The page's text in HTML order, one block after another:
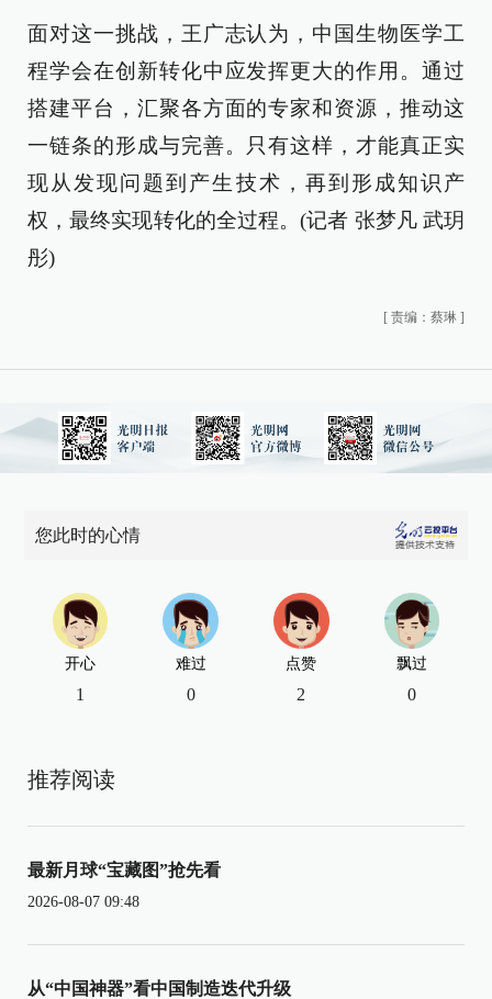
面对这一挑战，王广志认为，中国生物医学工
程学会在创新转化中应发挥更大的作用。通过
搭建平台，汇聚各方面的专家和资源，推动这
一链条的形成与完善。只有这样，才能真正实
现从发现问题到产生技术，再到形成知识产
权，最终实现转化的全过程。(记者 张梦凡 武玥
彤)
[ 责编：蔡琳 ]
您此时的心情
开心
1
难过
0
点赞
2
飘过
0
推荐阅读
最新月球“宝藏图”抢先看
2026-08-07 09:48
从“中国神器”看中国制造迭代升级